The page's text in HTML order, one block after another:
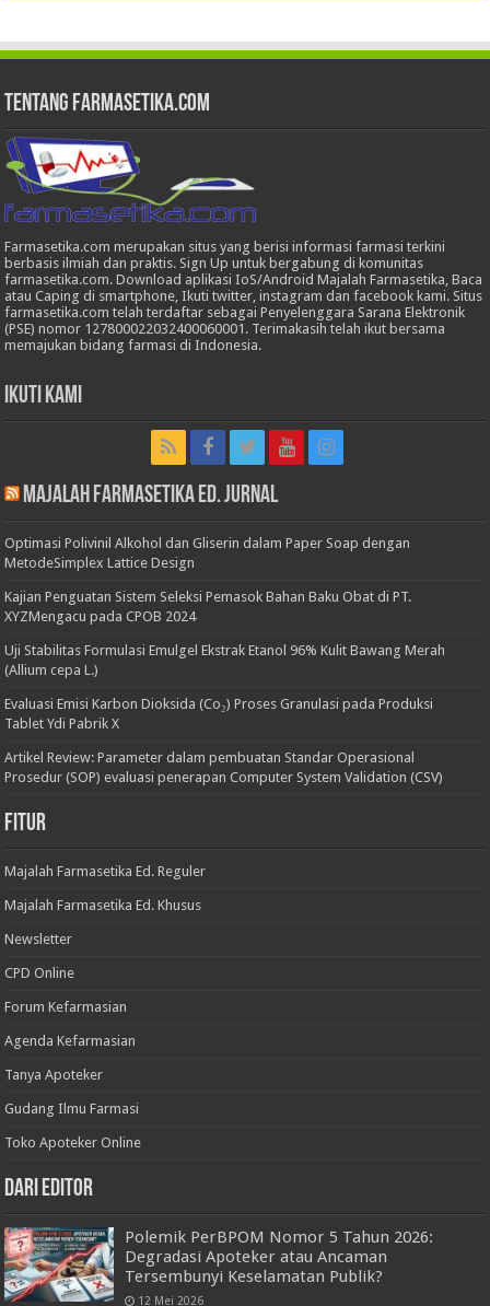
Tentang Farmasetika.com
Farmasetika.com merupakan situs yang berisi informasi farmasi terkini
berbasis ilmiah dan praktis. Sign Up untuk bergabung di komunitas
farmasetika.com. Download aplikasi IoS/Android Majalah Farmasetika, Baca
atau Caping di smartphone, Ikuti twitter, instagram dan facebook kami. Situs
farmasetika.com telah terdaftar sebagai Penyelenggara Sarana Elektronik
(PSE) nomor 127800022032400060001. Terimakasih telah ikut bersama
memajukan bidang farmasi di Indonesia.
Ikuti Kami
Majalah Farmasetika Ed. Jurnal
Optimasi Polivinil Alkohol dan Gliserin dalam Paper Soap dengan
MetodeSimplex Lattice Design
Kajian Penguatan Sistem Seleksi Pemasok Bahan Baku Obat di PT.
XYZMengacu pada CPOB 2024
Uji Stabilitas Formulasi Emulgel Ekstrak Etanol 96% Kulit Bawang Merah
(Allium cepa L.)
Evaluasi Emisi Karbon Dioksida (Co₂) Proses Granulasi pada Produksi
Tablet Ydi Pabrik X
Artikel Review: Parameter dalam pembuatan Standar Operasional
Prosedur (SOP) evaluasi penerapan Computer System Validation (CSV)
Fitur
Majalah Farmasetika Ed. Reguler
Majalah Farmasetika Ed. Khusus
Newsletter
CPD Online
Forum Kefarmasian
Agenda Kefarmasian
Tanya Apoteker
Gudang Ilmu Farmasi
Toko Apoteker Online
Dari Editor
Polemik PerBPOM Nomor 5 Tahun 2026:
Degradasi Apoteker atau Ancaman
Tersembunyi Keselamatan Publik?
12 Mei 2026